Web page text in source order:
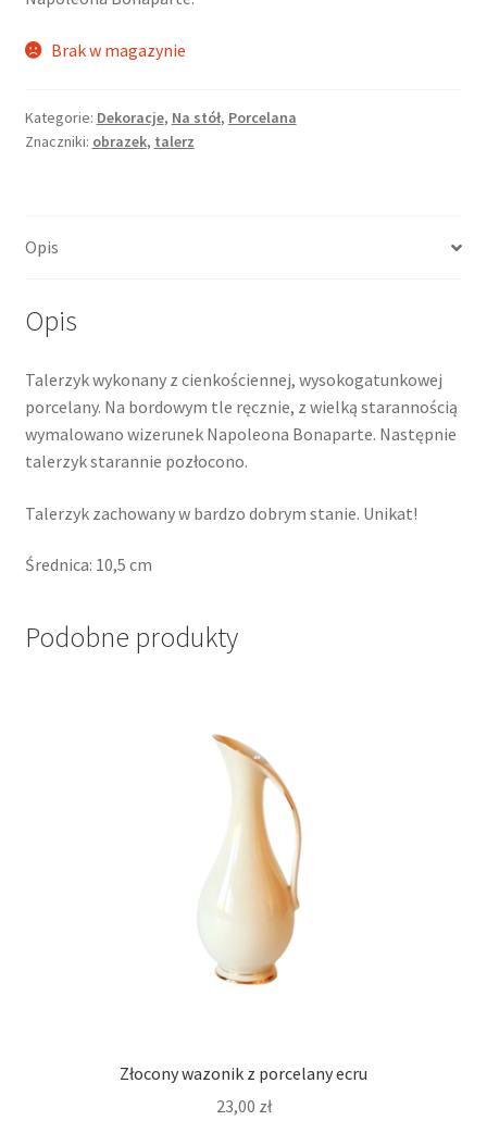
Brak w magazynie
Kategorie: Dekoracje, Na stół, Porcelana
Znaczniki: obrazek, talerz
Opis
Opis
Talerzyk wykonany z cienkościennej, wysokogatunkowej
porcelany. Na bordowym tle ręcznie, z wielką starannością
wymalowano wizerunek Napoleona Bonaparte. Następnie
talerzyk starannie pozłocono.
Talerzyk zachowany w bardzo dobrym stanie. Unikat!
Średnica: 10,5 cm
Podobne produkty
Złocony wazonik z porcelany ecru
23,00 zł